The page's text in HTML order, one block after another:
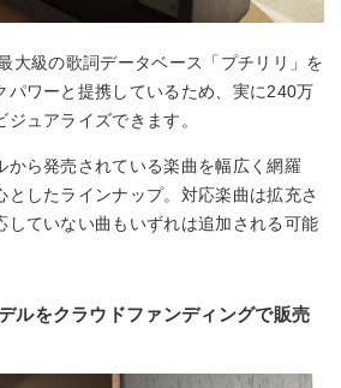
大級の歌詞データベース「プチリリ」を
パワーと提携しているため、実に240万
ュアライズできます。
から発売されている楽曲を幅広く網羅
としたラインナップ。対応楽曲は拡充さ
していない曲もいずれは追加される可能
ルをクラウドファンディングで販売